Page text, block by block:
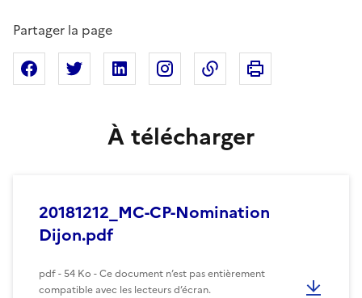
Partager la page
Partager sur Facebook
Partager sur XPartager sur Linkedin
Partager sur Instagram
Copier dans le
Imprimer cette
À télécharger
20181212_MC-CP-Nomination
Dijon.pdf
pdf - 54 Ko - Ce document n’est pas entièrement
compatible avec les lecteurs d’écran.